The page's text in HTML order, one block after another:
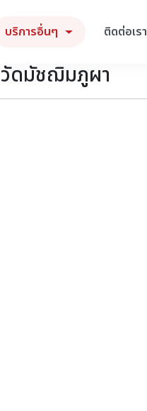
บริการอื่นๆ ติดต่อเรา
ดมัชฌิมภูผา